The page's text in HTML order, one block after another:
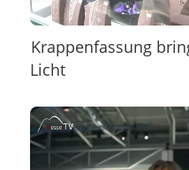
Krappenfassung
Licht